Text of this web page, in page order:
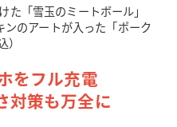
た「雪玉のミートボール」
ンのアートが入った「ポーク
をフル充電
対策も万全に